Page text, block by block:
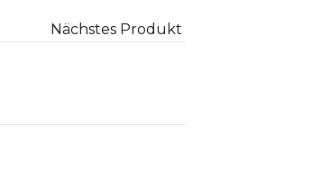
Nächstes Produkt